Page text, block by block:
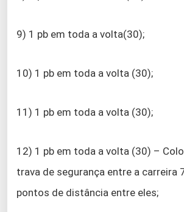
9) 1 pb em toda a volta(30);
10) 1 pb em toda a volta (30);
11) 1 pb em toda a volta (30);
12) 1 pb em toda a volta (30) –
trava de segurança entre a carreira
pontos de distância entre eles;